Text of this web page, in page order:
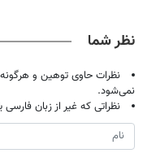
نظر شما
نظرات حاوی توهین و
نمی‌شود.
نظراتی که غیر از زبان